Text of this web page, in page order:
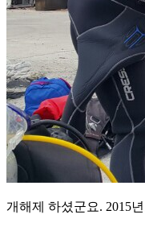
개해제 하셨군요. 2015